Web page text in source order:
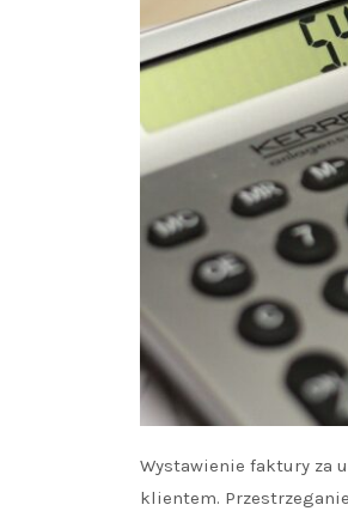
Wystawienie faktury za
klientem.